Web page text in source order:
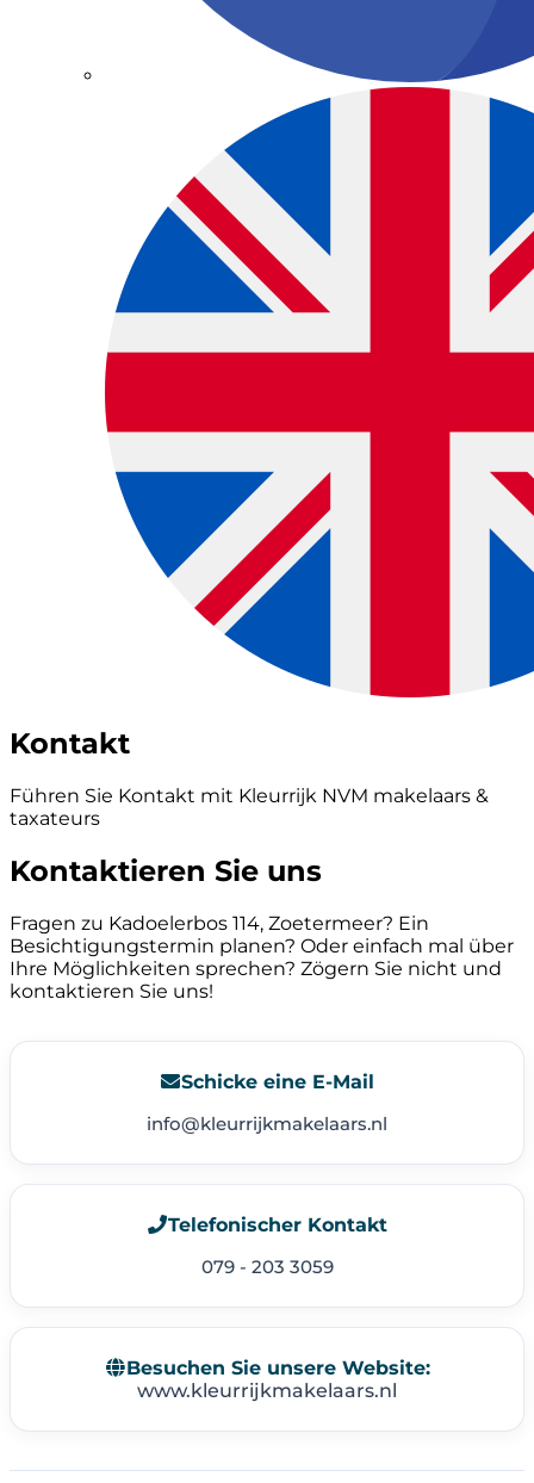
Kontakt
Führen Sie Kontakt mit Kleurrijk NVM makelaars &
taxateurs
Kontaktieren Sie uns
Fragen zu Kadoelerbos 114, Zoetermeer? Ein
Besichtigungstermin planen? Oder einfach mal über
Ihre Möglichkeiten sprechen? Zögern Sie nicht und
kontaktieren Sie uns!
Schicke eine E-Mail
info@kleurrijkmakelaars.nl
Telefonischer Kontakt
079 - 203 3059
Besuchen Sie unsere Website:
www.kleurrijkmakelaars.nl